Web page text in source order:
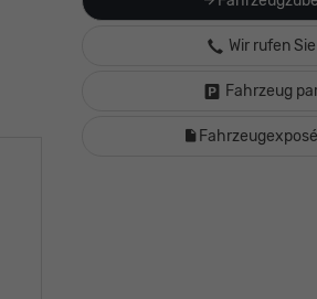
Wir rufen
Fahrzeug